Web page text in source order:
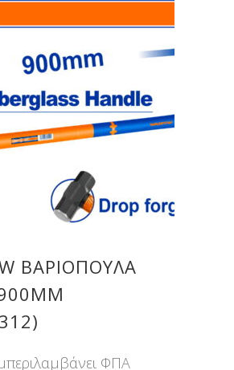
ΒΑΡΙΟΠΟΥΛΑ
ΦΠΑ